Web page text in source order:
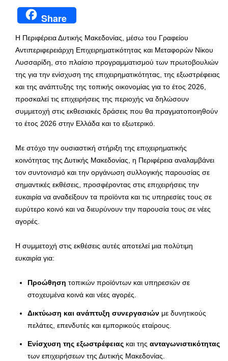
Share
Η Περιφέρεια Δυτικής Μακεδονίας, μέσω του Γραφείου
Αντιπεριφερειάρχη Επιχειρηματικότητας και Μεταφορών Νίκου
Λυσσαρίδη, στο πλαίσιο προγραμματισμού των πρωτοβουλιών
της για την ενίσχυση της επιχειρηματικότητας, της εξωστρέφειας
και της ανάπτυξης της τοπικής οικονομίας για το έτος 2026,
προσκαλεί τις επιχειρήσεις της περιοχής να δηλώσουν
συμμετοχή στις εκθεσιακές δράσεις που θα πραγματοποιηθούν
το έτος 2026 στην Ελλάδα και το εξωτερικό.
Με στόχο την ουσιαστική στήριξη της επιχειρηματικής
κοινότητας της Δυτικής Μακεδονίας, η Περιφέρεια αναλαμβάνει
τον συντονισμό και την οργάνωση συλλογικής παρουσίας σε
σημαντικές εκθέσεις, προσφέροντας στις επιχειρήσεις την
ευκαιρία να αναδείξουν τα προϊόντα και τις υπηρεσίες τους σε
ευρύτερο κοινό και να διευρύνουν την παρουσία τους σε νέες
αγορές.
Η συμμετοχή στις εκθέσεις αυτές αποτελεί μια πολύτιμη
ευκαιρία για:
Προώθηση τοπικών προϊόντων και υπηρεσιών σε
στοχευμένα κοινά και νέες αγορές.
Δικτύωση και ανάπτυξη συνεργασιών με δυνητικούς
πελάτες, επενδυτές και εμπορικούς εταίρους.
Ενίσχυση της εξωστρέφειας και της ανταγωνιστικότητας
των επιχειρήσεων της Δυτικής Μακεδονίας.